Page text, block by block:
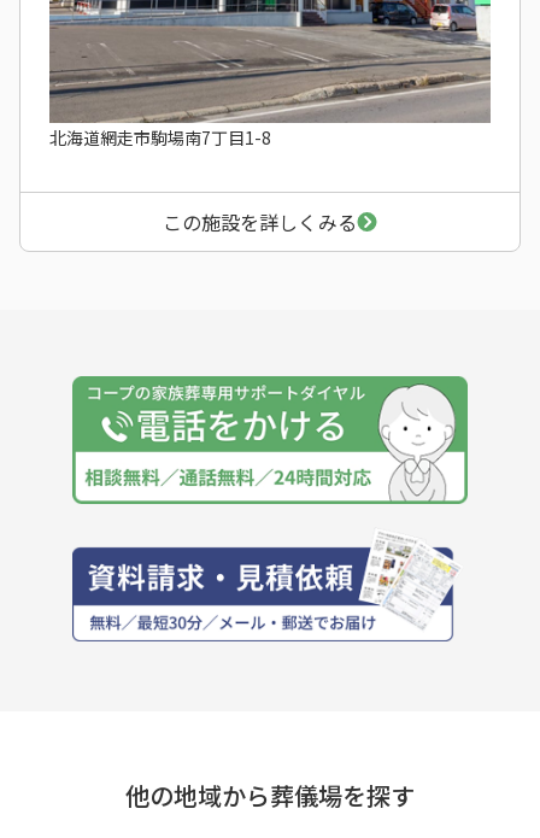
北海道網走市駒場南7丁目1-8
この施設を詳しくみる
他の地域から葬儀場を探す